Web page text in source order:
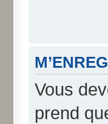
Vous
prend